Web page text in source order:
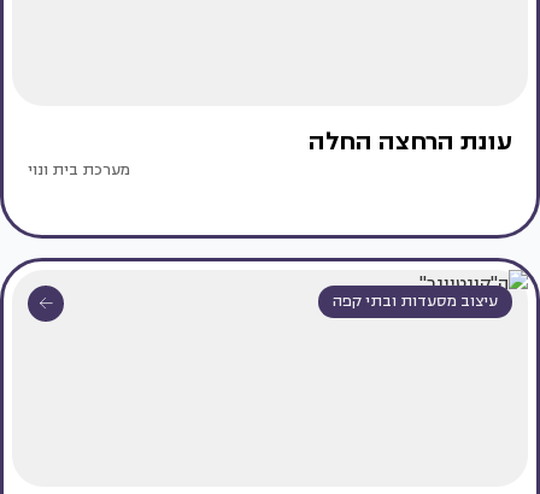
עונת הרחצה החלה
מערכת בית ונוי
עיצוב מסעדות ובתי קפה